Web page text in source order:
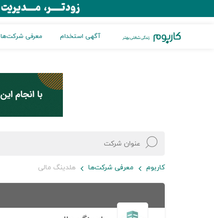
آگهی استخدام معرفی شرکت‌ها
کاربوم معرفی شرکت‌ها هلدینگ مالی